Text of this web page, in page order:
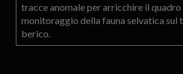
tracce anomale per arricchire il quadro
monitoraggio della fauna selvatica sul
berico.